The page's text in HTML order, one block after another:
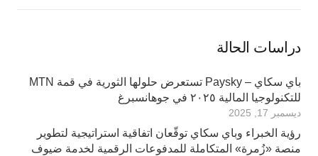
دراسات الحالة
باي سكاي – Paysky تستعرض حلولها الثورية في قمة MTN
للتكنولوجيا المالية ٢٠٢٥ في جوهانسبرغ
ديسمبر 17, 2025
رؤية الخبراء وباي سكاي توقّعان اتفاقية استراتيجية لتطوير
منصة «زُمرة» المتكاملة للمدفوعات الرقمية لخدمة ضيوف